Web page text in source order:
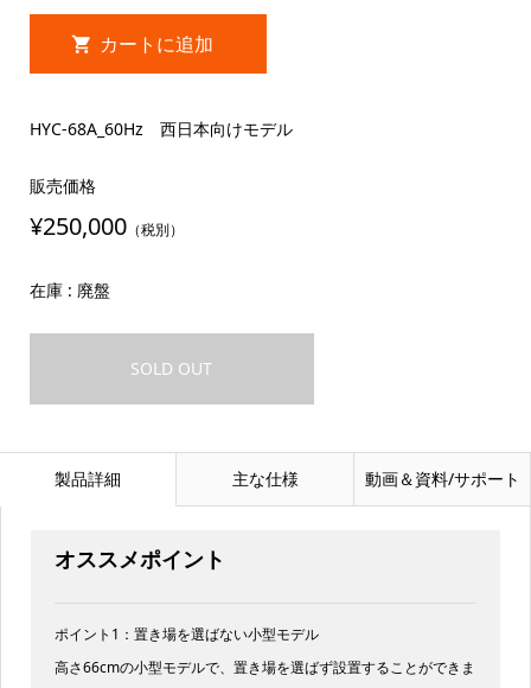
HYC-68A_60Hz 西日本向けモデル
販売価格
¥250,000（税別）
在庫 : 廃盤
SOLD OUT
製品詳細 主な仕様 動画＆資料/サポート
オススメポイント
ポイント1：置き場を選ばない小型モデル
高さ66cmの小型モデルで、置き場を選ばず設置することができま